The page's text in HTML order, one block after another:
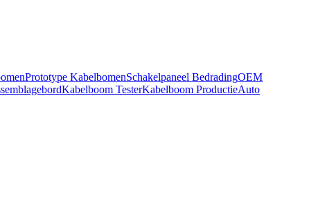
Prototype KabelbomenSchakelpaneel BedradingOEM
Kabelboom TesterKabelboom ProductieAuto